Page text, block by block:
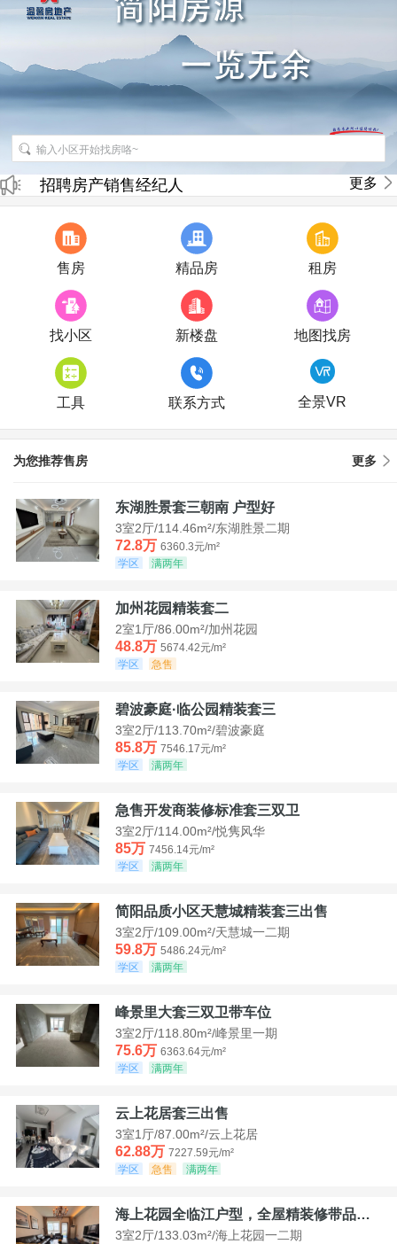
招聘房产销售经纪人
房产直播
更多
售房 精品房 租房
找小区 新楼盘 地图找房
工具 联系方式 全景VR
为您推荐售房 更多
东湖胜景套三朝南 户型好
3室2厅/114.46m²/东湖胜景二期
72.8万 6360.3元/m²
学区
满两年
加州花园精装套二
2室1厅/86.00m²/加州花园
48.8万 5674.42元/m²
学区
急售
碧波豪庭·临公园精装套三
3室2厅/113.70m²/碧波豪庭
85.8万 7546.17元/m²
学区
满两年
急售开发商装修标准套三双卫
3室2厅/114.00m²/悦隽风华
85万 7456.14元/m²
学区
满两年
简阳品质小区天慧城精装套三出售
3室2厅/109.00m²/天慧城一二期
59.8万 5486.24元/m²
学区
满两年
峰景里大套三双卫带车位
3室2厅/118.80m²/峰景里一期
75.6万 6363.64元/m²
学区
满两年
云上花居套三出售
3室1厅/87.00m²/云上花居
62.88万 7227.59元/m²
学区
急售 满两年
海上花园全临江户型，全屋精装修带品牌家具家电，诚意出售！
3室2厅/133.03m²/海上花园一二期